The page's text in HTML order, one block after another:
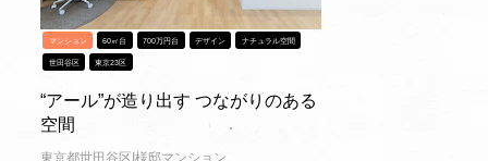
マンション 60㎡台 700万円台 デザイン ナチュラル空間
世田谷区 東京23区
“アール”が造り出す つながりのある
空間